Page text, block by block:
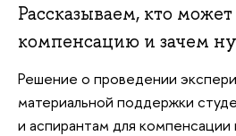
Рассказываем, кто
компенсацию и зачем
Решение о проведении
материальной поддержки
и аспирантам для компенсации